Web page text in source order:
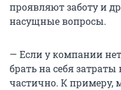
проявляют заботу и
насущные вопросы.
— Если у компании
брать на себя
частично. К примеру,